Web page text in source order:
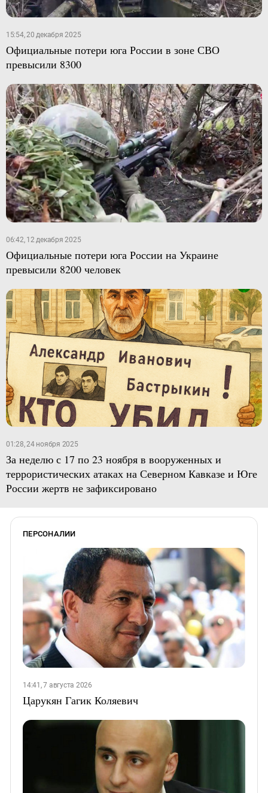
15:54, 20 декабря 2025
Официальные потери юга России в зоне СВО
превысили 8300
06:42, 12 декабря 2025
Официальные потери юга России на Украине
превысили 8200 человек
01:28, 24 ноября 2025
За неделю с 17 по 23 ноября в вооруженных и
террористических атаках на Северном Кавказе и Юге
России жертв не зафиксировано
ПЕРСОНАЛИИ
14:41, 7 августа 2026
Царукян Гагик Коляевич